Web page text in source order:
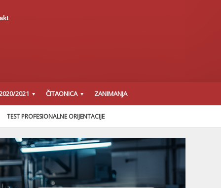
2021 ČITAONICA ZANIMANJA
TEST PROFESIONALNE ORIJENTACIJE